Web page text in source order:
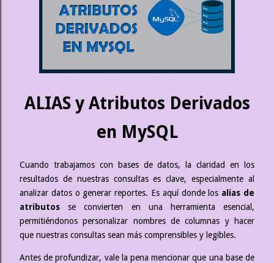
ALIAS y Atributos Derivados
en MySQL
Cuando trabajamos con bases de datos, la claridad en los
resultados de nuestras consultas es clave, especialmente al
analizar datos o generar reportes. Es aquí donde los alias de
atributos se convierten en una herramienta esencial,
permitiéndonos personalizar nombres de columnas y hacer
que nuestras consultas sean más comprensibles y legibles.
Antes de profundizar, vale la pena mencionar que una base de